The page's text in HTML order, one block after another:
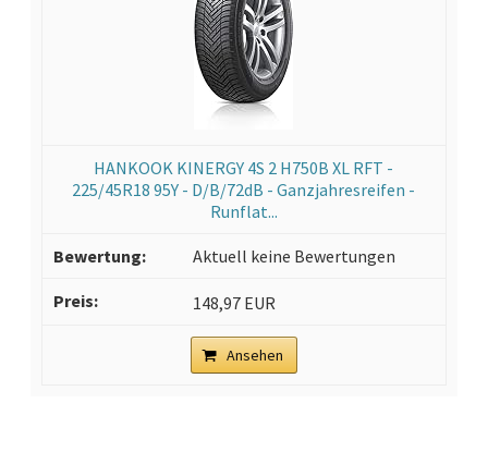
HANKOOK KINERGY 4S 2 H750B XL RFT -
225/45R18 95Y - D/B/72dB - Ganzjahresreifen -
Runflat...
Aktuell keine Bewertungen
148,97 EUR
Ansehen